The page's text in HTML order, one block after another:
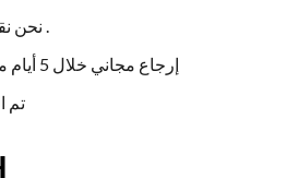
نحن نقدم لك ضمان لمدة سنة .
إرجاع مجاني خلال 5 أيام من طلبك (غير مستخدم)
تم